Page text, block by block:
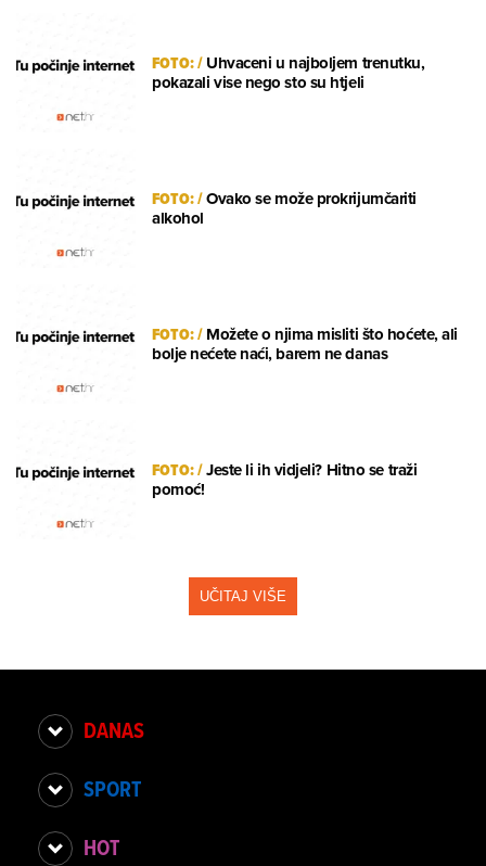
FOTO:/Uhvaceni u najboljem trenutku,
pokazali vise nego sto su htjeli
FOTO:/Ovako se može prokrijumčariti
alkohol
FOTO:/Možete o njima misliti što hoćete, ali
bolje nećete naći, barem ne danas
FOTO:/Jeste li ih vidjeli? Hitno se traži
pomoć!
UČITAJ VIŠE
DANAS
SPORT
HOT